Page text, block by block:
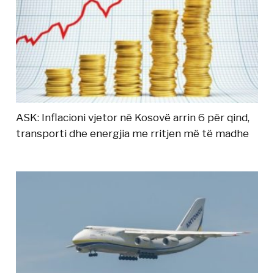
ASK: Inflacioni vjetor në Kosovë arrin 6 për qind,
transporti dhe energjia me rritjen më të madhe